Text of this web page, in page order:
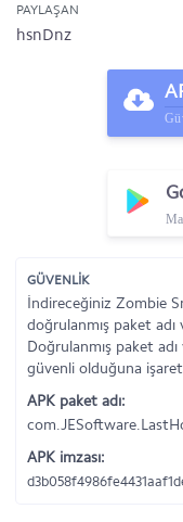
PAYLAŞAN
hsnDnz
GÜVENLİK
İndireceğiniz Zombie
doğrulanmış paket adı
Doğrulanmış paket
güvenli olduğuna
APK paket adı:
APK imzası: